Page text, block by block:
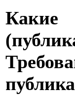
Какие